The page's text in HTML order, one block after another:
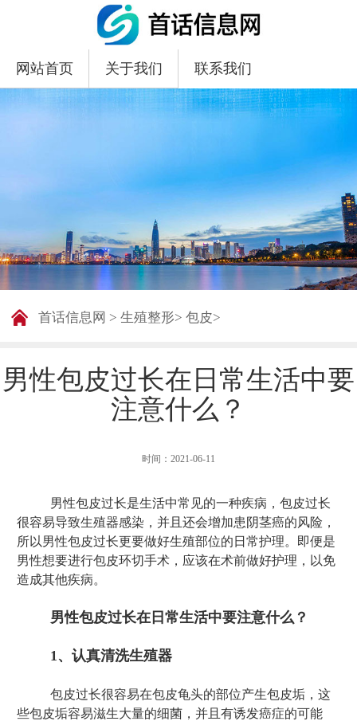
网站首页 关于我们 联系我们
首话信息网 > 生殖整形> 包皮>
男性包皮过长在日常生活中要
注意什么？
时间：2021-06-11
男性包皮过长是生活中常见的一种疾病，包皮过长
很容易导致生殖器感染，并且还会增加患阴茎癌的风险，
所以男性包皮过长更要做好生殖部位的日常护理。即便是
男性想要进行包皮环切手术，应该在术前做好护理，以免
造成其他疾病。
男性包皮过长在日常生活中要注意什么？
1、认真清洗生殖器
包皮过长很容易在包皮龟头的部位产生包皮垢，这
些包皮垢容易滋生大量的细菌，并且有诱发癌症的可能